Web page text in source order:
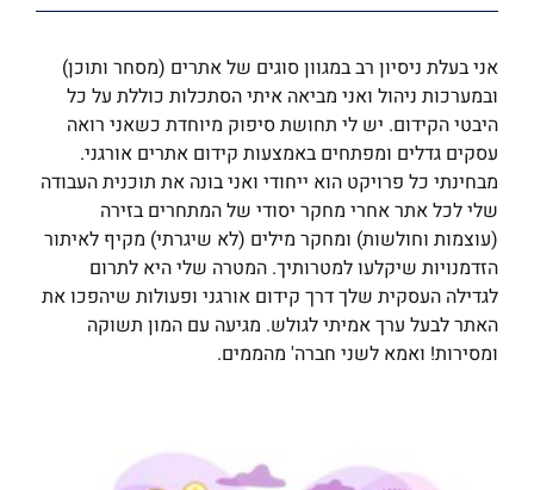
אני בעלת ניסיון רב במגוון סוגים של אתרים (מסחר ותוכן)
ובמערכות ניהול ואני מביאה איתי הסתכלות כוללת על כל
היבטי הקידום. יש לי תחושת סיפוק מיוחדת כשאני רואה
עסקים גדלים ומפתחים באמצעות קידום אתרים אורגני.
מבחינתי כל פרויקט הוא ייחודי ואני בונה את תוכנית העבודה
שלי לכל אתר אחרי מחקר יסודי של המתחרים בזירה
(עוצמות וחולשות) ומחקר מילים (לא שיגרתי) מקיף לאיתור
הזדמנויות שיקלעו למטרותיך. המטרה שלי היא לתרום
לגדילה העסקית שלך דרך קידום אורגני ופעולות שיהפכו את
האתר לבעל ערך אמיתי לגולש. מגיעה עם המון תשוקה
ומסירות! ואמא לשני חברה' מהממים.